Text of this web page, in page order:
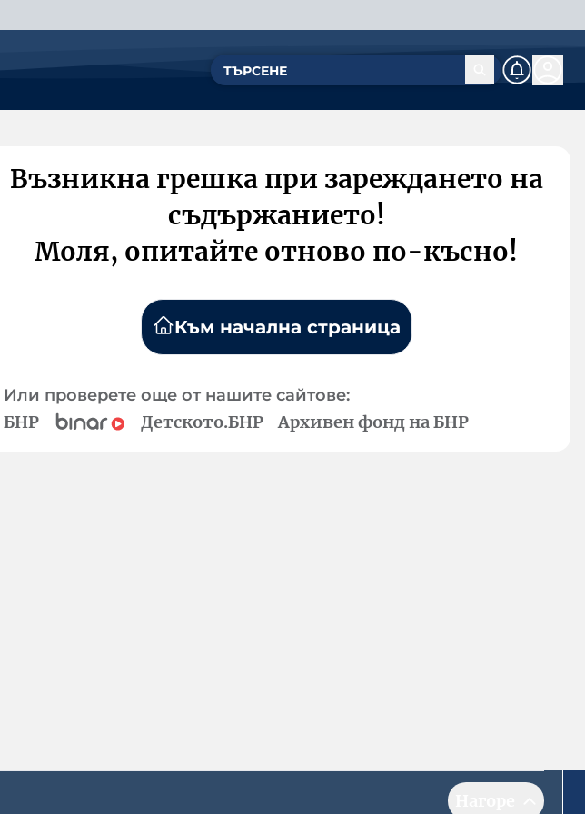
Възникна грешка при зареждането на
съдържанието!
Моля, опитайте отново по-късно!
Към начална страница
Или проверете още от нашите сайтове:
БНР Детското.БНР Архивен фонд на БНР